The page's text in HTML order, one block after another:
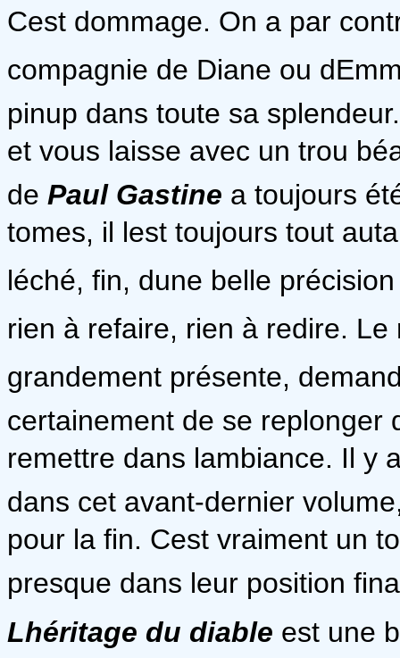
Cest dommage. On a par
compagnie de Diane ou
pinup dans toute sa
et vous laisse avec un trou
de Paul Gastine a toujours
tomes, il lest toujours tout
léché, fin, dune belle
rien à refaire, rien à redire. Le
grandement présente,
certainement de se replonger
remettre dans lambiance. Il y
dans cet avant-dernier
pour la fin. Cest vraiment un
presque dans leur position
Lhéritage du diable est une